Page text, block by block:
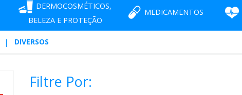
DERMOCOSMÉTICOS,
BELEZA E PROTEÇÃO
MEDICAMENTOS
DIVERSOS
Filtre Por: